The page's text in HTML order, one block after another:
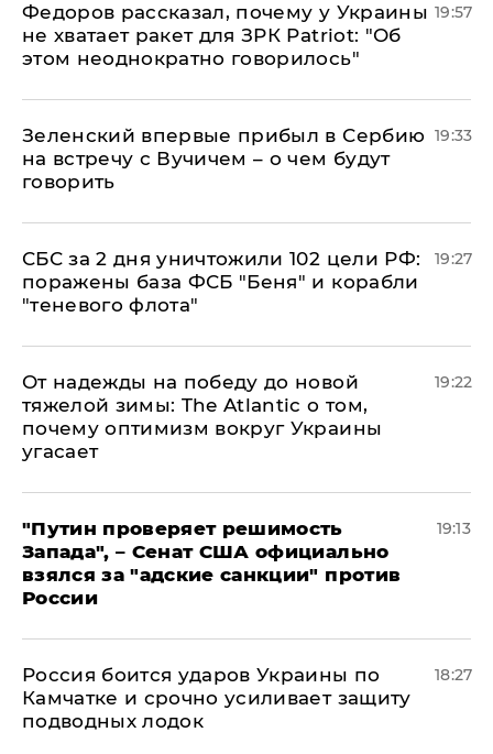
Федоров рассказал, почему у Украины
не хватает ракет для ЗРК Patriot: "Об
этом неоднократно говорилось"
19:57
Зеленский впервые прибыл в Сербию
на встречу с Вучичем – о чем будут
говорить
19:33
СБС за 2 дня уничтожили 102 цели РФ:
поражены база ФСБ "Беня" и корабли
"теневого флота"
19:27
От надежды на победу до новой
тяжелой зимы: The Atlantic о том,
почему оптимизм вокруг Украины
угасает
19:22
"Путин проверяет решимость
Запада", – Сенат США официально
взялся за "адские санкции" против
России
19:13
Россия боится ударов Украины по
Камчатке и срочно усиливает защиту
подводных лодок
18:27